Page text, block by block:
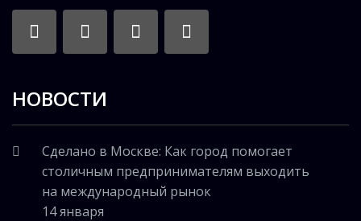
НОВОСТИ
Сделано в Москве: Как город помогает
столичным предпринимателям выходить
на международный рынок
14 января